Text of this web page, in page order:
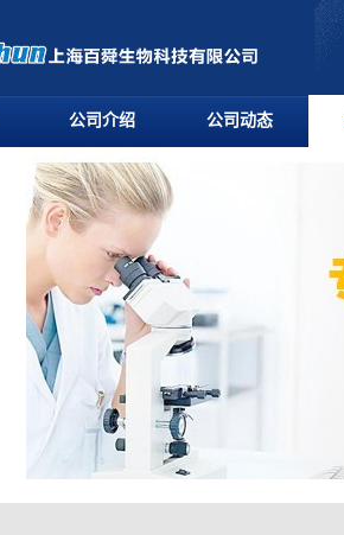
公司介绍 公司动态